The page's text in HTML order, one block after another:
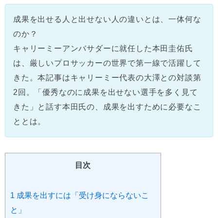
成果を出せる人と出せない人の違いとは、一体何な
のか？
キャリーミーアンバサダーに就任した本田圭佑氏
は、厳しいプロサッカーの世界で第一線で活躍して
きた。本記事はキャリーミー代表の大澤との対談第
2回。「優秀なのに成果を出せない選手を多く見て
きた」と話す本田氏の、成果を出すために必要なこ
ととは。
目次
1 成果を出すには「受け身にならないこ
と」